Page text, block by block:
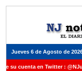
Jueves 6 de Agosto de
su cuenta en Twitter :